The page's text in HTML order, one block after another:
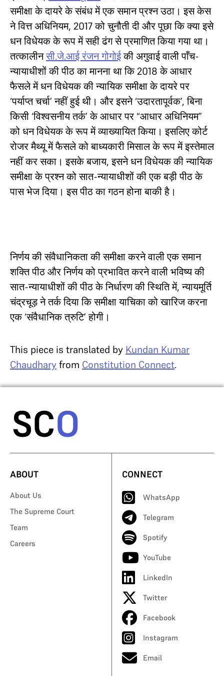
समीक्षा के दायरे के संबंध में एक समान प्रश्न उठा। इस केस
ने वित्त अधिनियम, 2017 को चुनौती दी और पूछा कि क्या इसे
धन विधेयक के रूप में सही ढंग से प्रमाणित किया गया था।
तत्कालीनसी.जे.आई रंजन गोगोईकी अगुवाई वाली पाँच-
न्यायाधीशों की पीठ का मानना ​​​​था कि 2018 के आधार
फैसले में धन विधेयक की न्यायिक समीक्षा के दायरे पर
‘पर्याप्त चर्चा’ नहीं हुई थी। और इसने ‘उदारतापूर्वक’, बिना
किसी ‘विश्वसनीय तर्क’ के आधार पर “आधार अधिनियम”
को धन विधेयक के रूप में व्याख्यायित किया। इसलिए कोर्ट
रोजर मैथ्यू में फैसले को बाध्यकारी मिसाल के रूप में इस्तेमाल
नहीं कर सका। इसके बजाय, इसने धन विधेयक की न्यायिक
समीक्षा के प्रश्न को सात-न्यायाधीशों की एक बड़ी पीठ के
पास भेज दिया। इस पीठ का गठन होना बाकी है।
निर्णय की संवैधानिकता की समीक्षा करने वाली एक समान
शक्ति पीठ और निर्णय को प्रभावित करने वाली भविष्य की
सात-न्यायाधीशों की पीठ के निर्धारण की स्थिति में, न्यायमूर्ति
चंद्रचूड़ ने तर्क दिया कि समीक्षा याचिका को खारिज करना
एक ‘संवैधानिक त्रुटि’ होगी।
This piece is translated by Kundan Kumar
Chaudharyfrom Constitution Connect.
ABOUT
About Us
The Supreme Court
Team
Careers
CONNECT
WhatsApp
Telegram
Spotify
YouTube
LinkedIn
Twitter
Facebook
Instagram
Email